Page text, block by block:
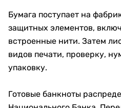
Бумага поступает на
защитных элементов,
встроенные нити. Затем
видов печати, проверку,
упаковку.
Готовые банкноты